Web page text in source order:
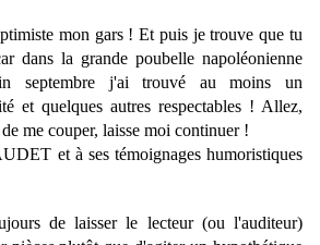
mon gars ! Et puis je trouve que tu
dans la grande poubelle napoléonienne
septembre j'ai trouvé au moins un
et quelques autres respectables ! Allez,
me couper, laisse moi continuer !
et à ses témoignages humoristiques
de laisser le lecteur (ou l'auditeur)